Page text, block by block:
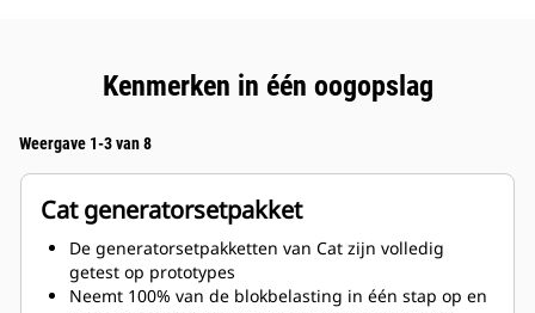
Kenmerken in één oogopslag
Weergave 1-3 van 8
Cat generatorsetpakket
De generatorsetpakketten van Cat zijn volledig
getest op prototypes
Neemt 100% van de blokbelasting in één stap op en